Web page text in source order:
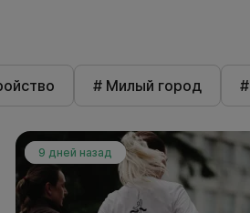
# Милый город
9 дней назад